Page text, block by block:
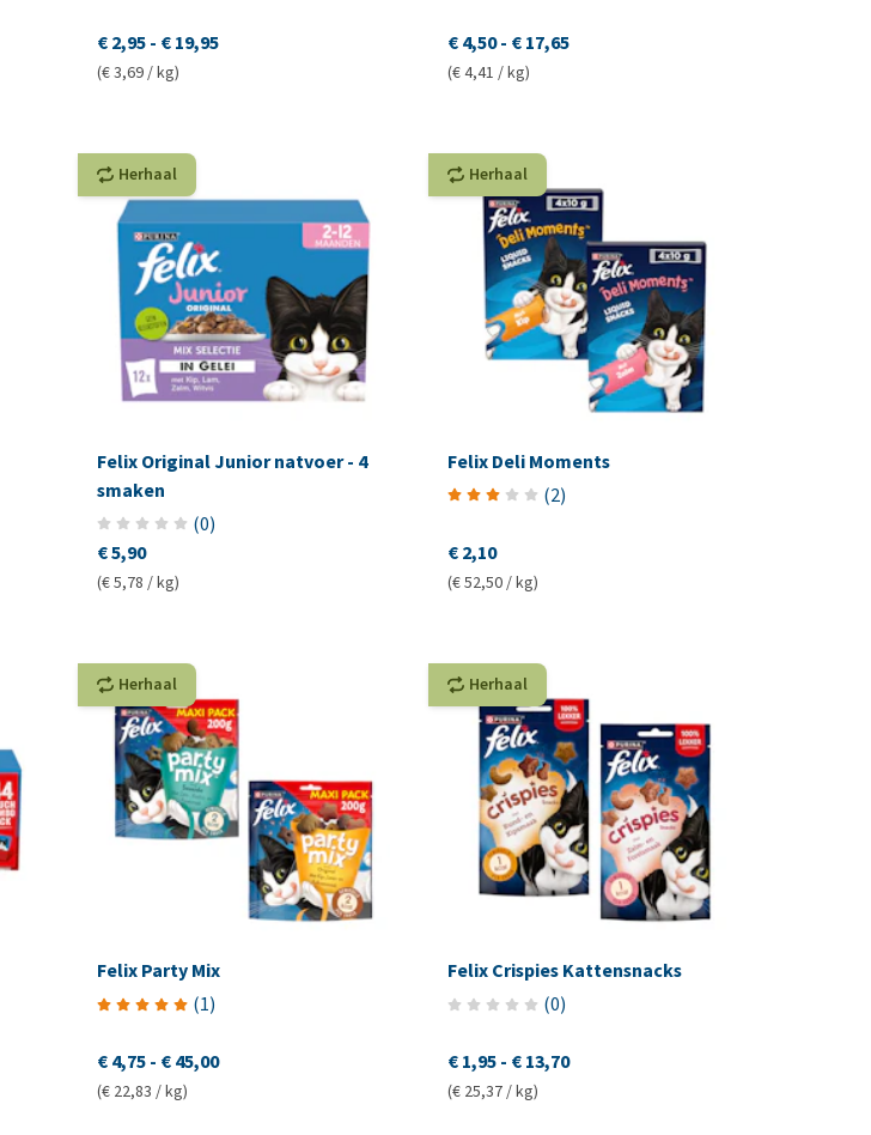
€ 2,95 - € 19,95
(€ 3,69 / kg)
€ 4,50- € 17,65
(€ 4,41 / kg)
Herhaal
Felix Original Junior natvoer - 4
smaken
(0)
€ 5,90
(€ 5,78 / kg)
Herhaal
Felix Deli Moments
(2)
€ 2,10
(€ 52,50 / kg)
Herhaal
Felix Party Mix
(1)
€ 4,75 - € 45,00
(€ 22,83 / kg)
Herhaal
Felix Crispies Kattensnacks
(0)
€ 1,95- € 13,70
(€ 25,37 / kg)